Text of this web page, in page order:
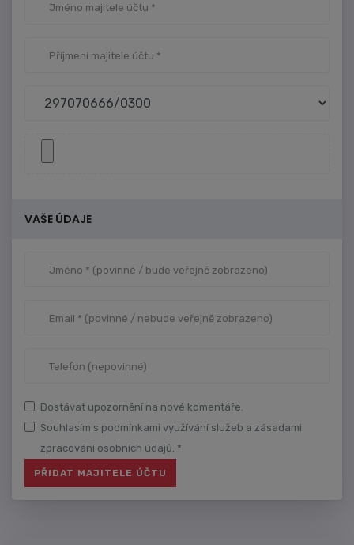
VAŠE ÚDAJE
Dostávat upozornění na nové komentáře.
Souhlasím s podmínkami využívání služeb a zásadami
zpracování osobních údajů. *